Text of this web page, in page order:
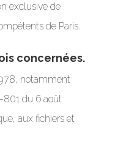
exclusive de
de Paris.
concernées.
notamment
801 du 6 août
aux fichiers et